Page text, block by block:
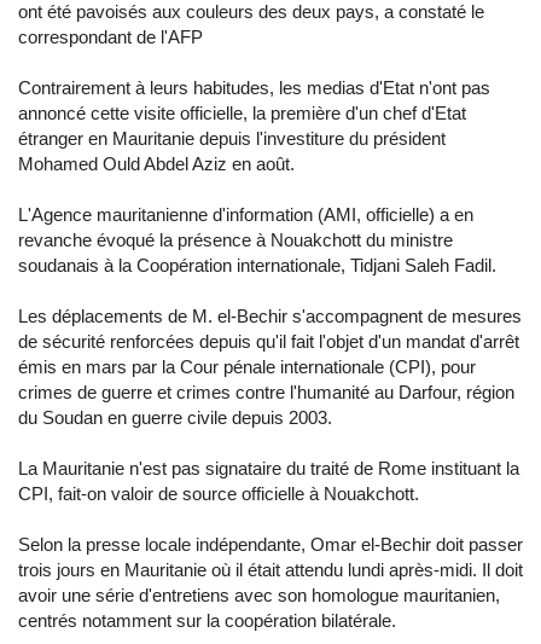
ont été pavoisés aux couleurs des deux pays, a constaté le
correspondant de l'AFP
Contrairement à leurs habitudes, les medias d'Etat n'ont pas
annoncé cette visite officielle, la première d'un chef d'Etat
étranger en Mauritanie depuis l'investiture du président
Mohamed Ould Abdel Aziz en août.
L'Agence mauritanienne d'information (AMI, officielle) a en
revanche évoqué la présence à Nouakchott du ministre
soudanais à la Coopération internationale, Tidjani Saleh Fadil.
Les déplacements de M. el-Bechir s'accompagnent de mesures
de sécurité renforcées depuis qu'il fait l'objet d'un mandat d'arrêt
émis en mars par la Cour pénale internationale (CPI), pour
crimes de guerre et crimes contre l'humanité au Darfour, région
du Soudan en guerre civile depuis 2003.
La Mauritanie n'est pas signataire du traité de Rome instituant la
CPI, fait-on valoir de source officielle à Nouakchott.
Selon la presse locale indépendante, Omar el-Bechir doit passer
trois jours en Mauritanie où il était attendu lundi après-midi. Il doit
avoir une série d'entretiens avec son homologue mauritanien,
centrés notamment sur la coopération bilatérale.